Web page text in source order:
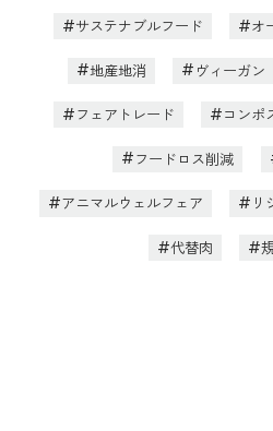
サステナブルフード オ
地産地消 ヴィーガン
フェアトレード コンポ
フードロス削減
アニマルウェルフェア リ
代替肉